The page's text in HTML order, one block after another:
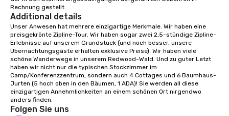
Rechnung gestellt.
Additional details
Unser Anwesen hat mehrere einzigartige Merkmale. Wir haben eine
preisgekrönte Zipline-Tour. Wir haben sogar zwei 2,5-stündige Zipline-
Erlebnisse auf unserem Grundstück (und noch besser, unsere
Übernachtungsgäste erhalten exklusive Preise). Wir haben viele
schöne Wanderwege in unserem Redwood-Wald. Und zu guter Letzt
haben wir nicht nur die typischen Stockzimmer im
Camp/Konferenzzentrum, sondern auch 4 Cottages und 6 Baumhaus-
Jurten (5 hoch oben in den Bäumen, 1 ADA)! Sie werden all diese
einzigartigen Annehmlichkeiten an einem schönen Ort nirgendwo
anders finden.
Folgen Sie uns